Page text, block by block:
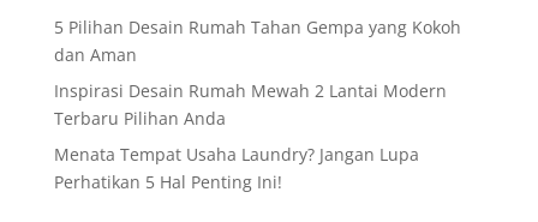
5 Pilihan Desain Rumah Tahan Gempa yang Kokoh
dan Aman
Inspirasi Desain Rumah Mewah 2 Lantai Modern
Terbaru Pilihan Anda
Menata Tempat Usaha Laundry? Jangan Lupa
Perhatikan 5 Hal Penting Ini!